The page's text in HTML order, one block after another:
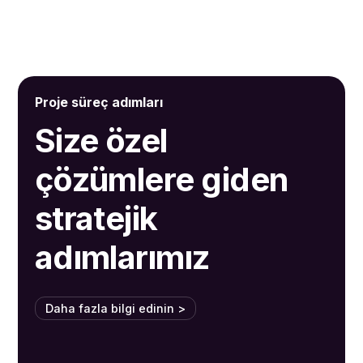
Proje süreç adımları
Size özel
çözümlere giden
stratejik
adımlarımız
Daha fazla bilgi edinin >